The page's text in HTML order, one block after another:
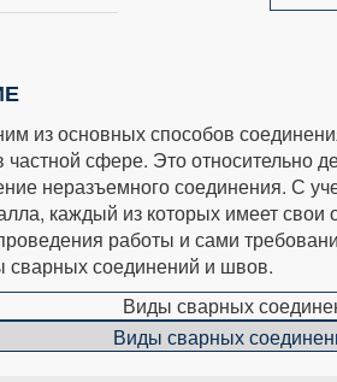
из основных способов
сфере. Это относительно
неразъемного соединения. С
каждый из которых имеет свои
работы и сами
сварных соединений и швов.
Виды сварных